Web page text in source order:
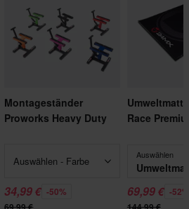
Montageständer
Proworks Heavy Duty
Auswählen - Farbe
34,99 € -50%
Race
Auswählen
69,99 € -52%